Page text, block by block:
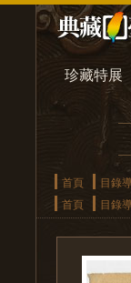
珍藏特展
首頁 目錄
首頁
目錄